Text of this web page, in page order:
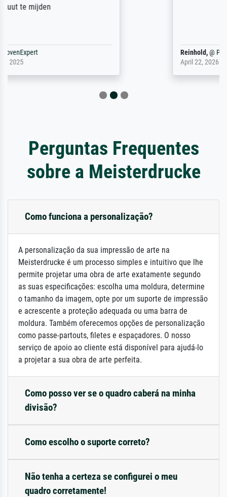
Perguntas Frequentes
sobre a Meisterdrucke
Como funciona a personalização?
A personalização da sua impressão de arte na
Meisterdrucke é um processo simples e intuitivo que lhe
permite projetar uma obra de arte exatamente segundo
as suas especificações: escolha uma moldura, determine
o tamanho da imagem, opte por um suporte de impressão
e acrescente a proteção adequada ou uma barra de
moldura. Também oferecemos opções de personalização
como passe-partouts, filetes e espaçadores. O nosso
serviço de apoio ao cliente está disponível para ajudá-lo
a projetar a sua obra de arte perfeita.
Como posso ver se o quadro caberá na minha
divisão?
Como escolho o suporte correto?
Não tenha a certeza se configurei o meu
quadro corretamente!